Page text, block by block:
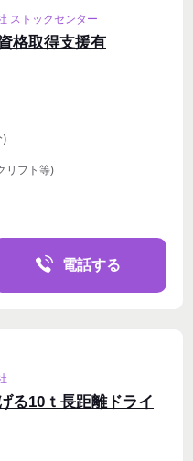
ストックセンター
格取得支援有
)
リフト等)
電話する
る10ｔ長距離ドライ